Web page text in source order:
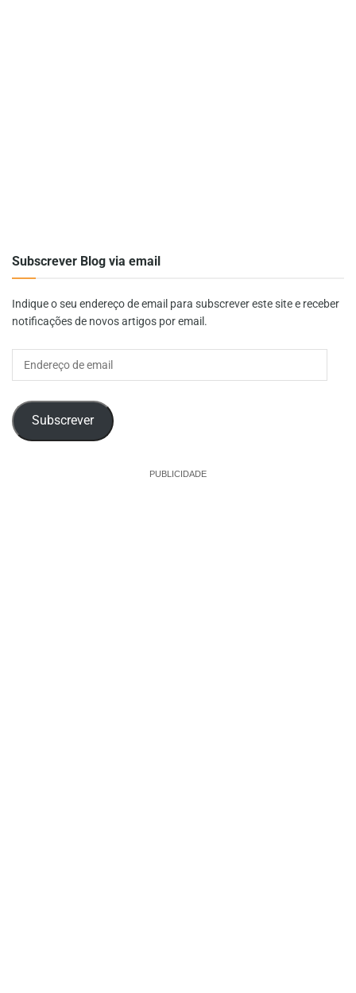
Subscrever Blog via email
Indique o seu endereço de email para subscrever este site e receber
notificações de novos artigos por email.
Subscrever
PUBLICIDADE